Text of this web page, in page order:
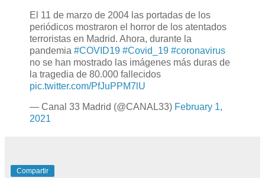
El 11 de marzo de 2004 las portadas de los
periódicos mostraron el horror de los atentados
terroristas en Madrid. Ahora, durante la
pandemia #COVID19 #Covid_19 #coronavirus
no se han mostrado las imágenes más duras de
la tragedia de 80.000 fallecidos
pic.twitter.com/PfJuPPM7lU
— Canal 33 Madrid (@CANAL33) February 1,
2021
Compartir